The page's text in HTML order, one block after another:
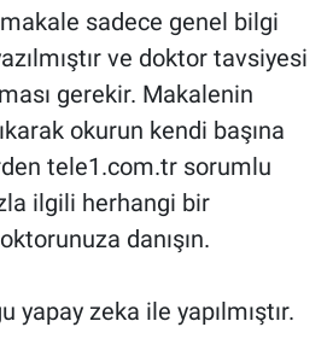
sadece genel bilgi
ve doktor tavsiyesi
gerekir. Makalenin
okurun kendi başına
tele1.com.tr sorumlu
ilgili herhangi bir
danışın.
yapay zeka ile yapılmıştır.